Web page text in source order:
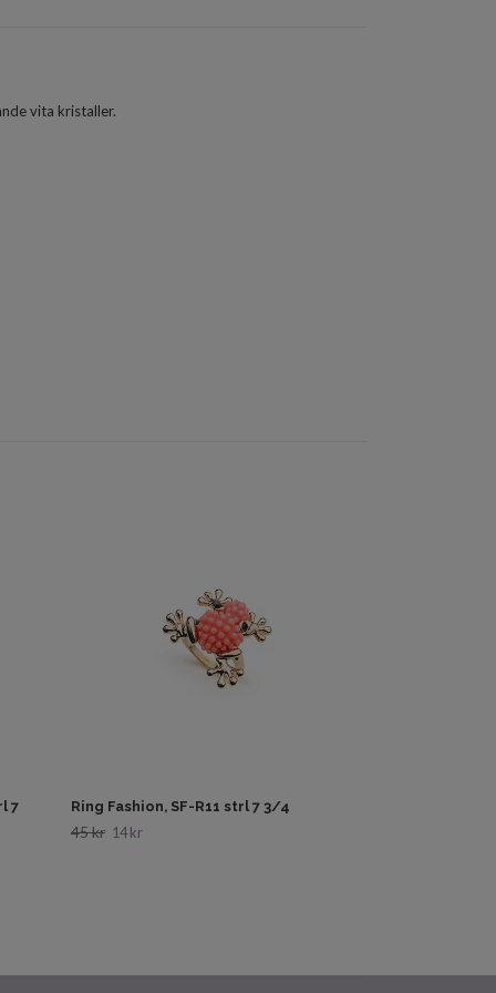
vita kristaller.
7 Ring Fashion, SF-R11 strl 7 3/4
45 kr 14 kr